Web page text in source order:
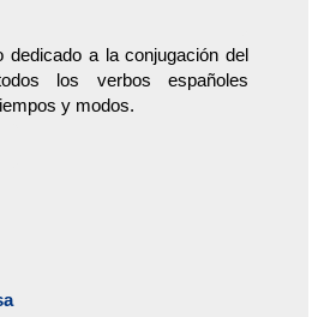
dedicado a la conjugación del
los verbos españoles
y modos.